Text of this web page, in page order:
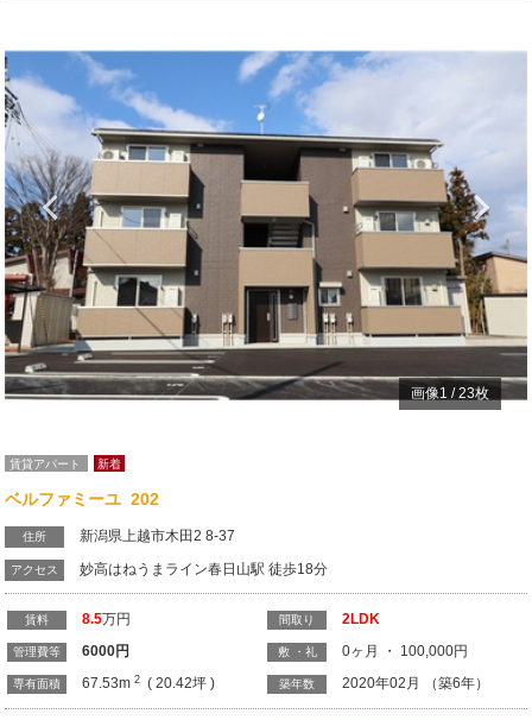
Previous
画像1 /23枚
賃貸アパート 新着
ベルファミーユ 202
住所 新潟県上越市木田2 8-37
アクセス 妙高はねうまライン春日山駅 徒歩18分
賃料 8.5万円
管理費等 6000円
専有面積 67.53m 2( 20.42坪 )
間取り 2LDK
敷 ・礼 0ヶ月 ・ 100,000円
築年数 2020年02月 （築6年）